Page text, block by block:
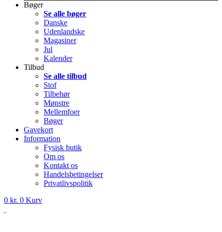
Bøger
Se alle bøger
Danske
Udenlandske
Magasiner
Jul
Kalender
Tilbud
Se alle tilbud
Stof
Tilbehør
Mønstre
Mellemfoer
Bøger
Gavekort
Information
Fysisk butik
Om os
Kontakt os
Handelsbetingelser
Privatlivspolitik
0 kr. 0 Kurv